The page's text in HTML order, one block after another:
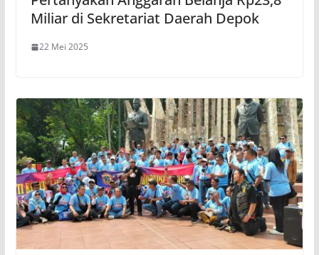
Miliar di Sekretariat Daerah Depok
22 Mei 2025